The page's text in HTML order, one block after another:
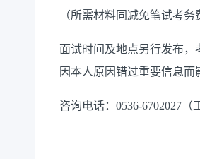
（所需材料同减免笔试考
面试时间及地点另行发布，
因本人原因错过重要信息
咨询电话： 0536-6702027 （